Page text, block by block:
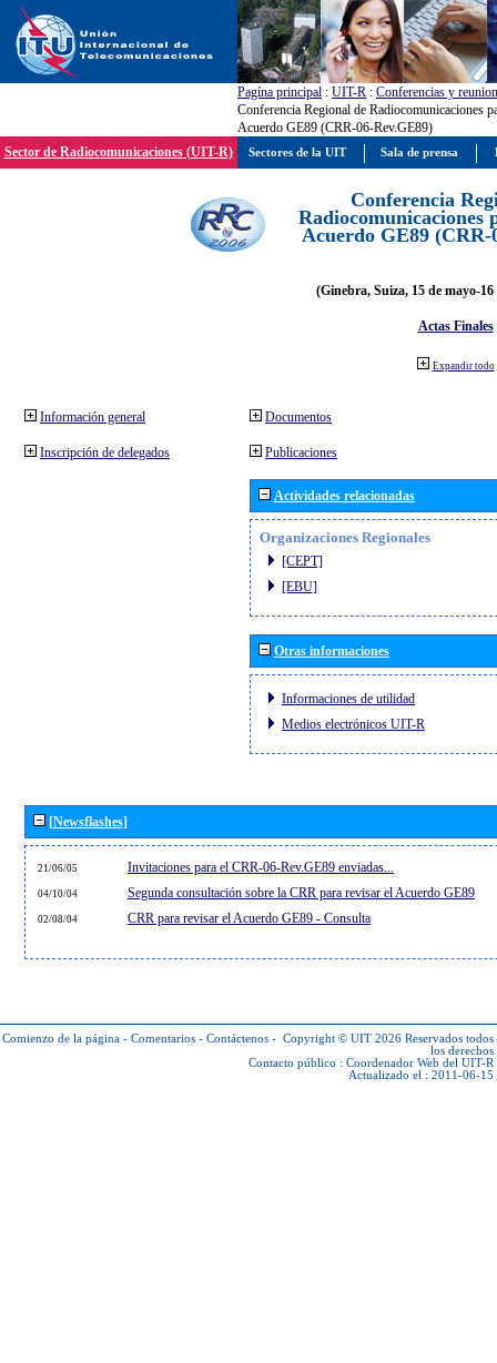
Pagína principal : UIT-R : Conferencias y
Conferencia Regional de Radiocomunicaciones
Acuerdo GE89 (CRR-06-Rev.GE89)
Sector de Radiocomunicaciones (UIT-R)
Conferencia
Radiocomunicaciones
Acuerdo GE89 (CRR-
(Ginebra, Suiza, 15 de mayo-
Actas Finales
Expandir todo
Información general
Inscripción de delegados
Documentos
Publicaciones
Actividades relacionadas
Organizaciones Regionales
[CEPT]
[EBU]
Otras informaciones
Informaciones de utilidad
Medios electrónicos UIT-R
[Newsflashes]
21/06/05 Invitaciones para el CRR-06-Rev.GE89 enviadas...
04/10/04 Segunda consultación sobre la CRR para revisar el Acuerdo GE89
02/08/04 CRR para revisar el Acuerdo GE89 - Consulta
Comienzo de la página - Comentarios - Contáctenos - Copyright © UIT 2026 Reservados todos
los derechos
Contacto público : Coordenador Web del UIT-R
Actualizado el : 2011-06-15
Sectores de la UIT Sala de prensa